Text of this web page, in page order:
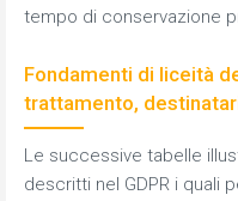
tempo di conservazione
Fondamenti di liceità
trattamento,
Le successive tabelle
descritti nel GDPR i quali